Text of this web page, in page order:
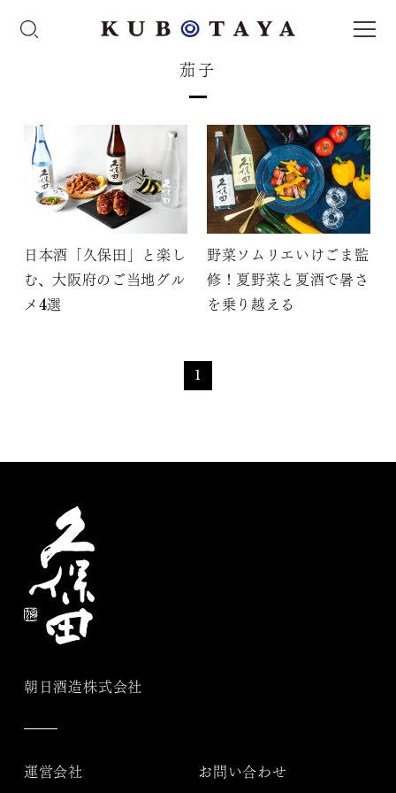
茄子
日本酒「久保田」と楽し
む、大阪府のご当地グル
メ4選
野菜ソムリエいけごま監
修！夏野菜と夏酒で暑さ
を乗り越える
1
朝日酒造株式会社
運営会社 お問い合わせ